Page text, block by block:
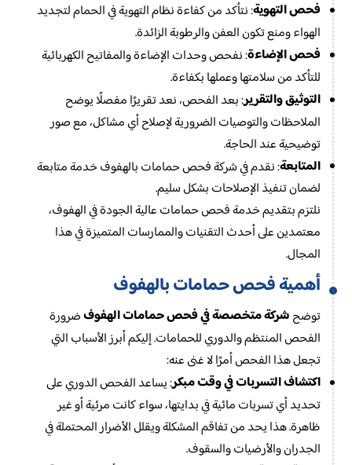
فحص التهوية: نتأكد من كفاءة نظام التهوية في الحمام لتجديد
الهواء ومنع تكون العفن والرطوبة الزائدة.
فحص الإضاءة: نفحص وحدات الإضاءة والمفاتيح الكهربائية
للتأكد من سلامتها وعملها بكفاءة.
التوثيق والتقرير: بعد الفحص، نعد تقريرًا مفصلًا يوضح
الملاحظات والتوصيات الضرورية لإصلاح أي مشاكل، مع صور
توضيحية عند الحاجة.
المتابعة: نقدم في شركة فحص حمامات بالهفوف خدمة متابعة
لضمان تنفيذ الإصلاحات بشكل سليم.
نلتزم بتقديم خدمة فحص حمامات عالية الجودة في الهفوف،
معتمدين على أحدث التقنيات والممارسات المتميزة في هذا
المجال.
أهمية فحص حمامات بالهفوف
توضحشركة متخصصة في فحص حمامات الهفوفضرورة
الفحص المنتظم والدوري للحمامات. إليكم أبرز الأسباب التي
تجعل هذا الفحص أمرًا لا غنى عنه:
اكتشاف التسربات في وقت مبكر: يساعد الفحص الدوري على
تحديد أي تسربات مائية في بدايتها، سواء كانت مرئية أو غير
ظاهرة. هذا يحد من تفاقم المشكلة ويقلل الأضرار المحتملة في
الجدران والأرضيات والسقوف.